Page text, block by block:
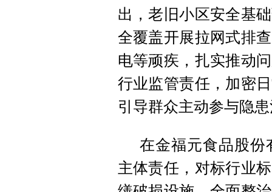
出，老旧小区安全基
全覆盖开展拉网式排
电等顽疾，扎实推动
行业监管责任，加密
引导群众主动参与隐
在金福元食品股份
主体责任，对标行业